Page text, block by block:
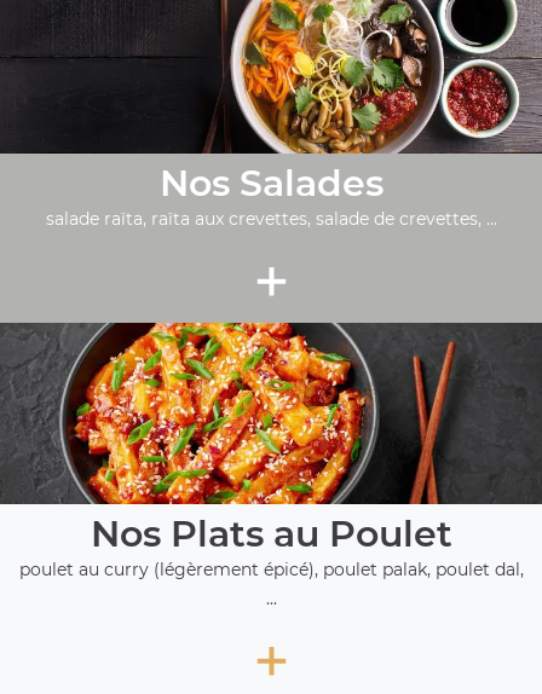
Nos Salades
salade raïta, raïta aux crevettes, salade de crevettes, ...
+
Nos Plats au Poulet
poulet au curry (légèrement épicé), poulet palak, poulet dal,
...
+